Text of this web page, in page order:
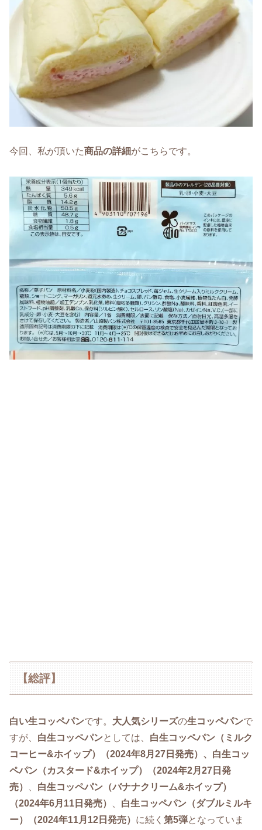
今回、私が頂いた商品の詳細がこちらです。
【総評】
白い生コッペパンです。 大人気シリーズの生コッペパンで
すが、 白生コッペパンとしては、 白生コッペパン（ミルク
コーヒー&ホイップ）
（2024年8月27日発売） 、白生コッ
ペパン（カスタード&ホイップ）（2024年2月27日発
売）
、 白生コッペパン（バナナクリーム&ホイップ）
（2024年6月11日発売）
、 白生コッペパン（ダブルミルキ
ー）（2024年11月12日発売） に続く 第5弾となっていま